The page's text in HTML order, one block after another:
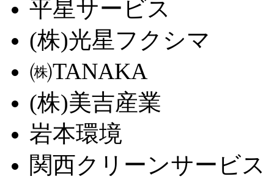
平星サービス
(株)光星フクシマ
㈱TANAKA
(株)美吉産業
岩本環境
関西クリーンサービス